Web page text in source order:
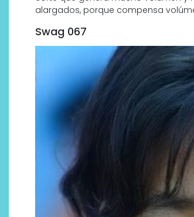
alargados, porque compensa
Swag 067